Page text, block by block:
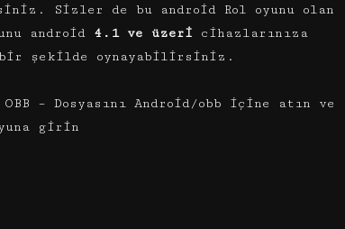
Sizler de bu android Rol oyunu olan
android 4.1 ve üzeri cihazlarınıza
şekilde oynayabilirsiniz.
– Dosyasını Android/obb içine atın ve
girin